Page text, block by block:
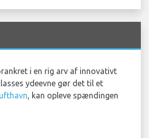
i en rig arv af innovativt
ydeevne gør det til et
, kan opleve spændingen